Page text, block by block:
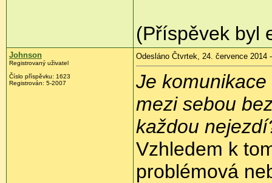
(Příspěvek byl
Johnson
Registrovaný uživatel
Číslo příspěvku: 1623
Registrován: 5-2007
Odesláno Čtvrtek, 24. července 2014
Je
mezi sebou
každou
Vzhledem k
problémová